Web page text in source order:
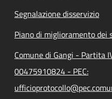
Segnalazione disservizio
Piano di miglioramento dei
Comune di Gangi - Partita
00475910824 - PEC: